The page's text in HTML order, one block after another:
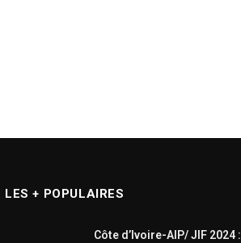
LES + POPULAIRES
Côte d’Ivoire-AIP/ JIF 2024 :